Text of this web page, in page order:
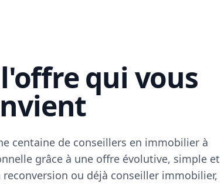
qui vous
centaine de conseillers en immobilier à
grâce à une offre évolutive, simple et
ou déjà conseiller immobilier,